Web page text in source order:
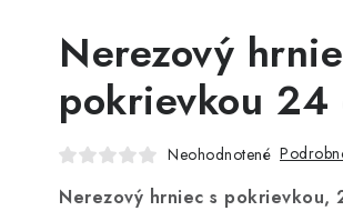
Nerezový
pokrievkou 24
Neohodnotené
Nerezový hrniec s pokrievkou,